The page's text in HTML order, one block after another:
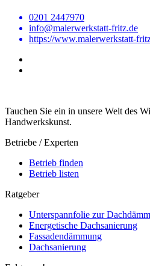
0201 2447970
info@malerwerkstatt-fritz.de
https://www.malerwerkstatt-
Tauchen Sie ein in unsere Welt des
Handwerkskunst.
Betriebe / Experten
Betrieb finden
Betrieb listen
Ratgeber
Unterspannfolie zur
Energetische Dachsanierung
Fassadendämmung
Dachsanierung